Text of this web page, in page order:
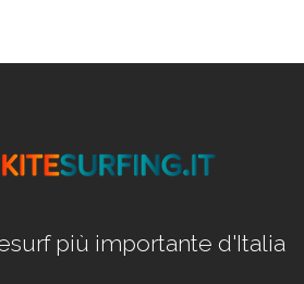
più importante d'Italia